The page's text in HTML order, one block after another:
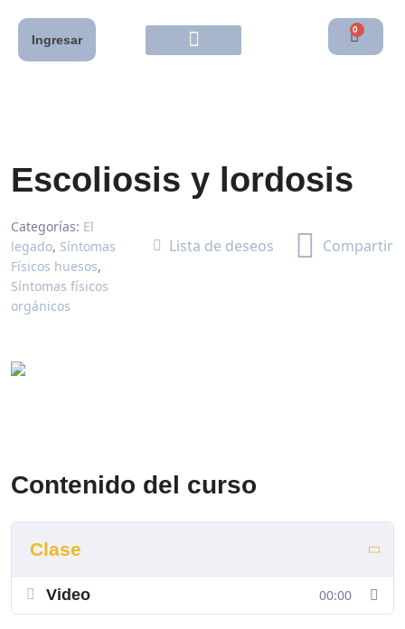
Ingresar
0
Escoliosis y lordosis
Categorías: El
legado, Síntomas
Físicos huesos,
Síntomas físicos
orgánicos
Lista de deseos Compartir
Contenido del curso
Clase
Video 00:00